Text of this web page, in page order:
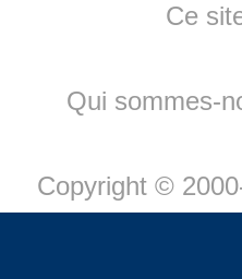
Ce
Qui sommes-
Copyright ©